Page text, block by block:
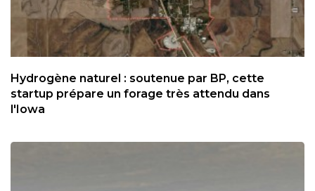
Hydrogène naturel : soutenue par BP, cette
startup prépare un forage très attendu dans
l'Iowa